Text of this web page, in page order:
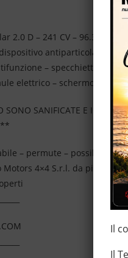
2.0 D – 241 CV – 96.334
antiparticolato
– specchietti
elettrico – schermo touch
SANIFICATE E
– permute – possibilità
Motors 4×4 S.r.l. da più di
Il
Il